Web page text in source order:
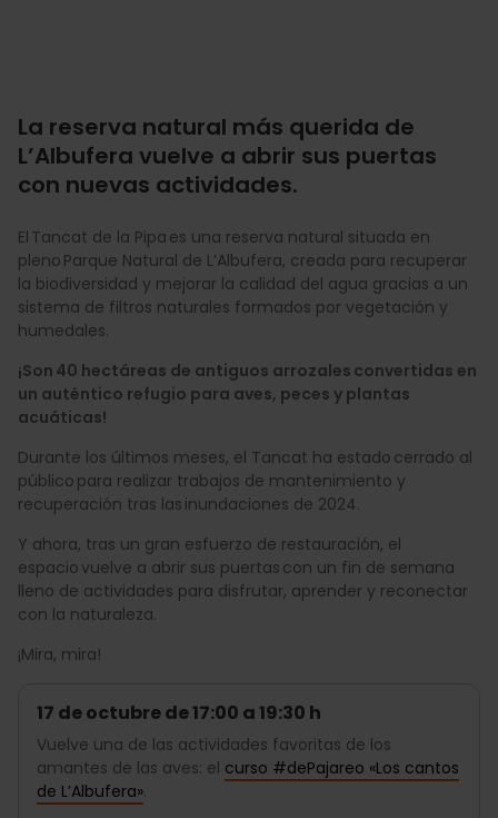
La reserva natural más querida de
L’Albufera vuelve a abrir sus puertas
con nuevas actividades.
El Tancat de la Pipa es una reserva natural situada en
pleno Parque Natural de L’Albufera, creada para recuperar
la biodiversidad y mejorar la calidad del agua gracias a un
sistema de filtros naturales formados por vegetación y
humedales.
¡Son 40 hectáreas de antiguos arrozales convertidas en
un auténtico refugio para aves, peces y plantas
acuáticas!
Durante los últimos meses, el Tancat ha estado cerrado al
público para realizar trabajos de mantenimiento y
recuperación tras las inundaciones de 2024.
Y ahora, tras un gran esfuerzo de restauración, el
espacio vuelve a abrir sus puertas con un fin de semana
lleno de actividades para disfrutar, aprender y reconectar
con la naturaleza.
¡Mira, mira!
17 de octubre de 17:00 a 19:30 h
Vuelve una de las actividades favoritas de los
amantes de las aves: el curso #dePajareo «Los cantos
de L’Albufera».